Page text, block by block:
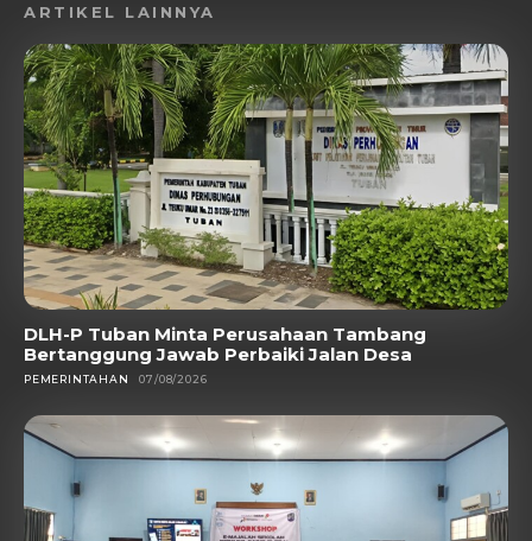
ARTIKEL LAINNYA
DLH-P Tuban Minta Perusahaan Tambang
Bertanggung Jawab Perbaiki Jalan Desa
PEMERINTAHAN 07/08/2026